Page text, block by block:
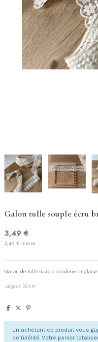
Galon tulle souple écru
3,49 €
3,49 € mètre
Galon de tulle souple broderie anglaise
Largeur 33mm
En achetant ce produit vous
de fidélité. Votre panier